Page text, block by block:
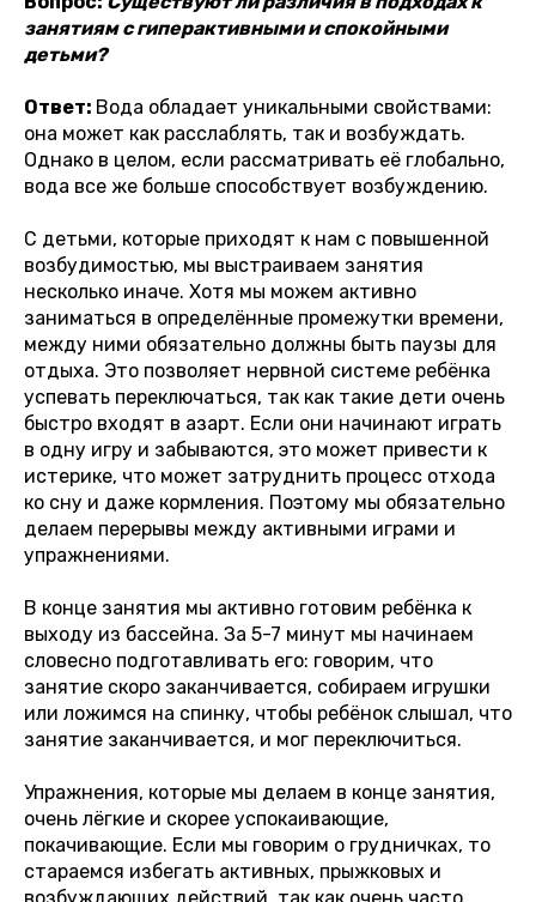
занятиям с гиперактивными и спокойными
детьми?
Ответ: Вода обладает уникальными свойствами:
она может как расслаблять, так и возбуждать.
Однако в целом, если рассматривать её глобально,
вода все же больше способствует возбуждению.
С детьми, которые приходят к нам с повышенной
возбудимостью, мы выстраиваем занятия
несколько иначе. Хотя мы можем активно
заниматься в определённые промежутки времени,
между ними обязательно должны быть паузы для
отдыха. Это позволяет нервной системе ребёнка
успевать переключаться, так как такие дети очень
быстро входят в азарт. Если они начинают играть
в одну игру и забываются, это может привести к
истерике, что может затруднить процесс отхода
ко сну и даже кормления. Поэтому мы обязательно
делаем перерывы между активными играми и
упражнениями.
В конце занятия мы активно готовим ребёнка к
выходу из бассейна. За 5-7 минут мы начинаем
словесно подготавливать его: говорим, что
занятие скоро заканчивается, собираем игрушки
или ложимся на спинку, чтобы ребёнок слышал, что
занятие заканчивается, и мог переключиться.
Упражнения, которые мы делаем в конце занятия,
очень лёгкие и скорее успокаивающие,
покачивающие. Если мы говорим о грудничках, то
стараемся избегать активных, прыжковых и